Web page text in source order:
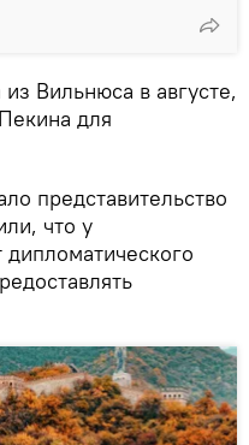
Вильнюса в августе,
для
представительство
что у
дипломатического